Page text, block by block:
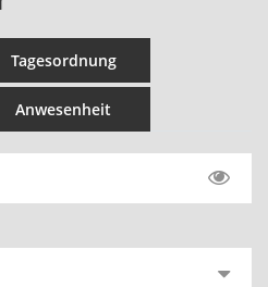
Tagesordnung
Anwesenheit